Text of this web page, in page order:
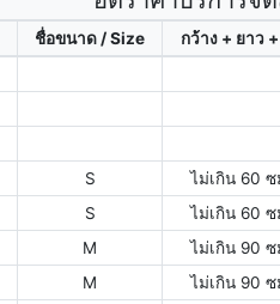
ชื่อขนาด / Size กว้าง + ยาว
S ไม่เกิน 60 ซ
S ไม่เกิน 60 ซ
M ไม่เกิน 90 ซ
M ไม่เกิน 90 ซ